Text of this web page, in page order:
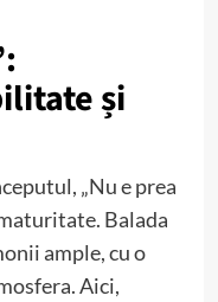
și
„Nu e prea
Balada
ample, cu o
Aici,